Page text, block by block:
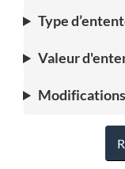
Type
Valeur
Modifications